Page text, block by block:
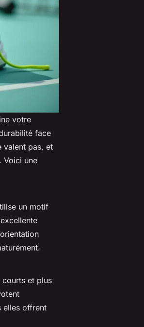
votre
face
valent pas, et
Voici une
un motif
courts et plus
elles offrent